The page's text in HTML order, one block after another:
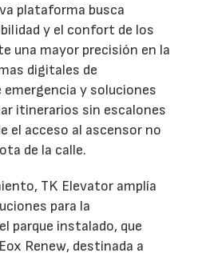
plataforma busca
y el confort de los
una mayor precisión en la
digitales de
y soluciones
itinerarios sin escalones
el acceso al ascensor no
de la calle.
TK Elevator amplía
para la
parque instalado, que
Renew, destinada a